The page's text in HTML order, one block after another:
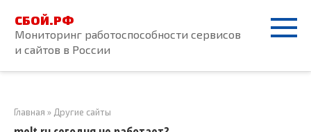
контенту
СБОЙ.РФ
Мониторинг работоспособности сервисов
и сайтов в России
Главная » Другие сайты